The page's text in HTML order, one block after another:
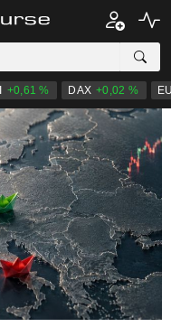
+0,61 % DAX +0,02 %